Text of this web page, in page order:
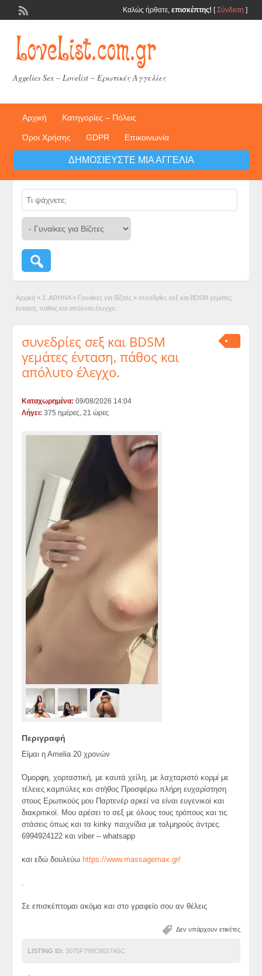
Καλώς ήρθατε, επισκέπτης! [Σύνδεση ]
Aggelies Sex – Lovelist – Ερωτικές Αγγελίες
Αρχική Κατηγορίες – Πόλεις
Όροι Χρήσης GDPR Επικοινωνία
ΔΗΜΟΣΙΕΎΣΤΕ ΜΙΑ ΑΓΓΕΛΊΑ
Αρχική » 1. ΑΘΗΝΑ » Γυναίκες για Βίζιτες » συνεδρίες σεξ και BDSM γεμάτες
ένταση, πάθος και απόλυτο έλεγχο.
συνεδρίες σεξ και BDSM
γεμάτες ένταση, πάθος και
απόλυτο έλεγχο.
Καταχωρημένα: 09/08/2026 14:04
Λήγει: 375 ημέρες, 21 ώρες
Περιγραφή
Είμαι η Αmelia 20 χρονών
Όμορφη, χορταστική, με καυτά χείλη, με λαχταριστό κορμί με
τέλειες καμπύλες και στήθος Προσφέρω πλήρη ευχαρίστηση
στους Ερωτικούς μου Παρτενέρ αρκεί να είναι ευγενικοί και
διακριτικοί. Μου αρέσει το σεξ με όλους τους τρόπους και τις
στάσεις όπως και τα kinky παιχνίδια με τολμηρούς άντρες.
6994924122 και viber – whatsapp
και εδώ δουλεύω https://www.massagemax.gr/
.
Σε επισκέπτομαι ακόμα και στο γραφείο σου αν θέλεις
Δεν υπάρχουν ετικέτες
LISTING ID: 3075F799C8027A5C